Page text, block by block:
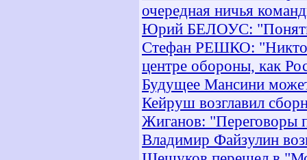
очередная ничья
Юрий БЕЛОУС:
Стефан РЕШКО: "Никто
центре обороны, как
Будущее Мансини
Кейруш возглавил
Жиганов: "Переговоры
Владимир Файзулин